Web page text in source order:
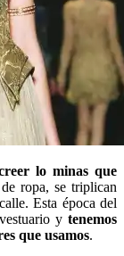
lo minas que
ropa, se triplican
Esta época del
y tenemos
que usamos.